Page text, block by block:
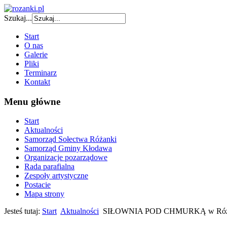
Szukaj...
Start
O nas
Galerie
Pliki
Terminarz
Kontakt
Menu główne
Start
Aktualności
Samorząd Sołectwa Różanki
Samorząd Gminy Kłodawa
Organizacje pozarządowe
Rada parafialna
Zespoły artystyczne
Postacie
Mapa strony
Jesteś tutaj: Start Aktualności SIŁOWNIA POD CHMURKĄ w